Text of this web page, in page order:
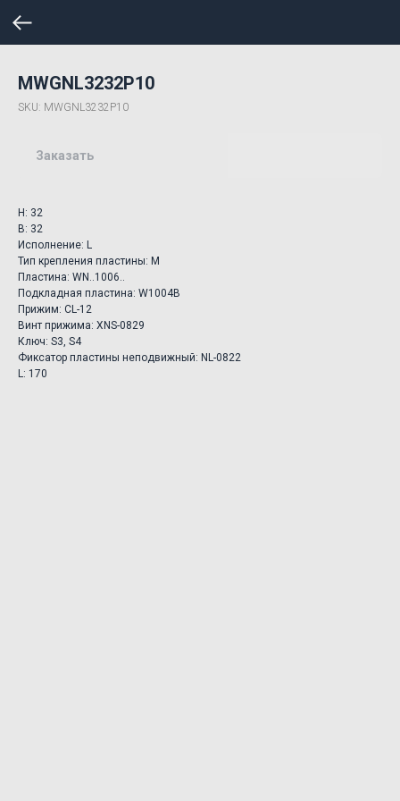
MWGNL3232P10
SKU: MWGNL3232P10
Заказать
H: 32
B: 32
Исполнение: L
Тип крепления пластины: M
Пластина: WN..1006..
Подкладная пластина: W1004B
Прижим: CL-12
Винт прижима: XNS-0829
Ключ: S3, S4
Фиксатор пластины неподвижный: NL-0822
L: 170